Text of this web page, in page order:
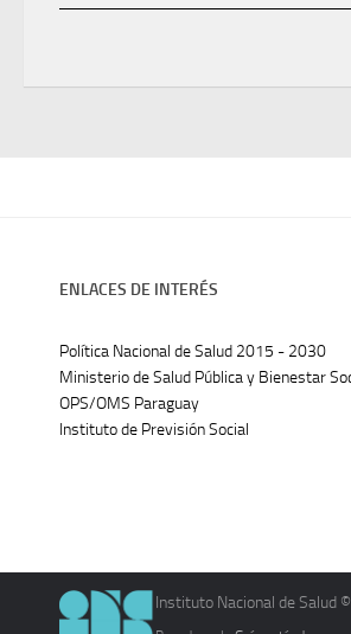
ENLACES DE INTERÉS
Política Nacional de Salud 2015 - 2030
Ministerio de Salud Pública y Bienestar
OPS/OMS Paraguay
Instituto de Previsión Social
Instituto Nacional de Salud